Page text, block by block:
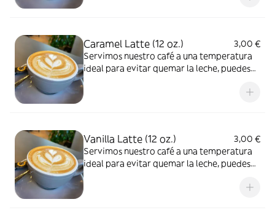
Caramel Latte (12 oz.)
3,00 €
Servimos nuestro café a una temperatura
ideal para evitar quemar la leche, puedes
Vanilla Latte (12 oz.)
3,00 €
Servimos nuestro café a una temperatura
ideal para evitar quemar la leche, puedes